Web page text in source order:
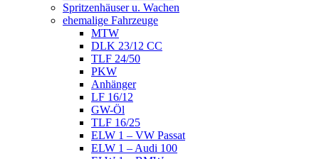
Spritzenhäuser u. Wachen
ehemalige Fahrzeuge
MTW
DLK 23/12 CC
TLF 24/50
PKW
Anhänger
LF 16/12
GW-Öl
TLF 16/25
ELW 1 – VW Passat
ELW 1 – Audi 100